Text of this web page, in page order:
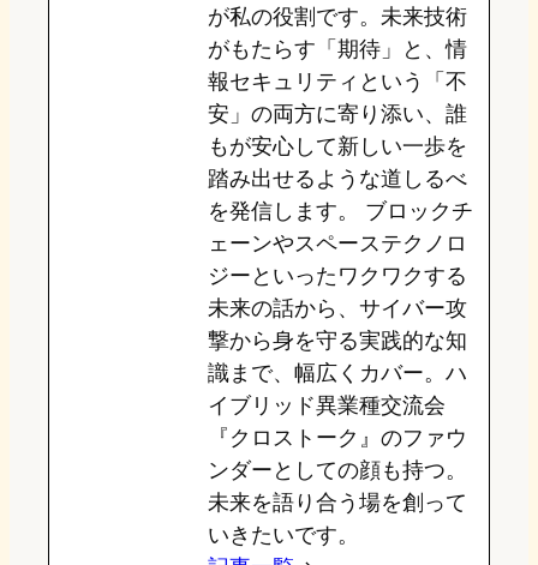
が私の役割です。未来技術
がもたらす「期待」と、情
報セキュリティという「不
安」の両方に寄り添い、誰
もが安心して新しい一歩を
踏み出せるような道しるべ
を発信します。 ブロックチ
ェーンやスペーステクノロ
ジーといったワクワクする
未来の話から、サイバー攻
撃から身を守る実践的な知
識まで、幅広くカバー。ハ
イブリッド異業種交流会
『クロストーク』のファウ
ンダーとしての顔も持つ。
未来を語り合う場を創って
いきたいです。